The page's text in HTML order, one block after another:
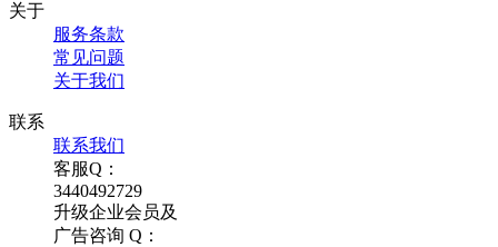
关于
服务条款
常见问题
关于我们
联系
联系我们
客服Q：
3440492729
升级企业会员及
广告咨询 Q：